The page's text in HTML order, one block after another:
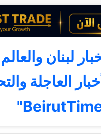
لبنان
العاجلة
الدخول